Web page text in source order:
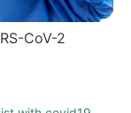
CoV-2